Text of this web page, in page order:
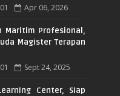
Apr 06, 2026
Maritim Profesional,
Magister Terapan
Sept 24, 2025
Center, Siap